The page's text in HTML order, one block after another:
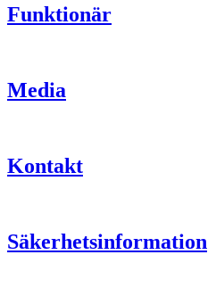
Funktionär
Media
Kontakt
Säkerhetsinformation